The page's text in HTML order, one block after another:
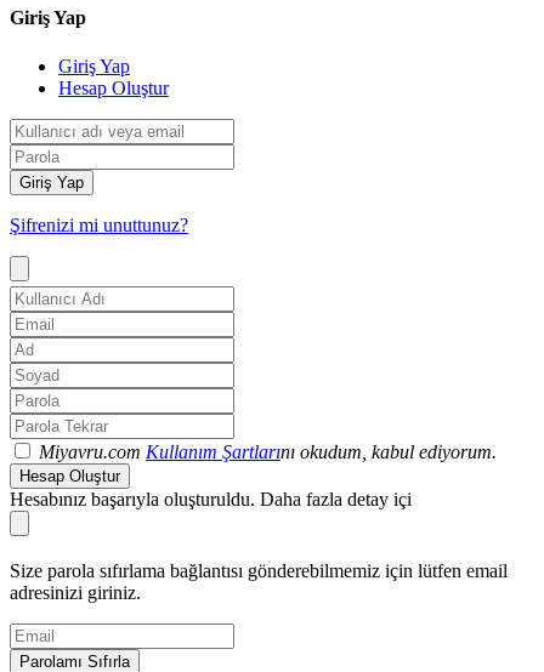
Giriş Yap
Giriş Yap
Hesap Oluştur
Giriş Yap
Şifrenizi mi unuttunuz?
Miyavru.com Kullanım Şartlarını okudum, kabul ediyorum.
Hesap Oluştur
Hesabınız başarıyla oluşturuldu. Daha fazla detay içi
Size parola sıfırlama bağlantısı gönderebilmemiz için lütfen email
adresinizi giriniz.
Parolamı Sıfırla